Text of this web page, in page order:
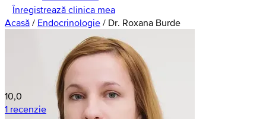
Înregistrează clinica mea
Acasă / Endocrinologie / Dr. Roxana Burde
10,0
1 recenzie